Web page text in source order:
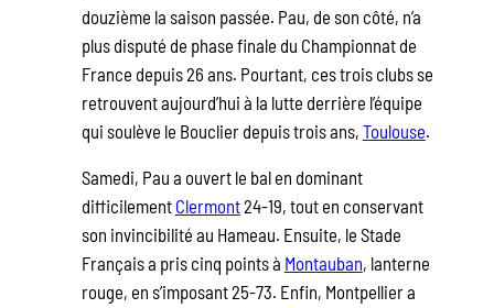
douzième la saison passée. Pau, de son côté, n’a
plus disputé de phase finale du Championnat de
France depuis 26 ans. Pourtant, ces trois clubs se
retrouvent aujourd’hui à la lutte derrière l’équipe
qui soulève le Bouclier depuis trois ans, Toulouse.
Samedi, Pau a ouvert le bal en dominant
difficilement Clermont24-19, tout en conservant
son invincibilité au Hameau. Ensuite, le Stade
Français a pris cinq points à Montauban, lanterne
rouge, en s’imposant 25-73. Enfin, Montpellier a